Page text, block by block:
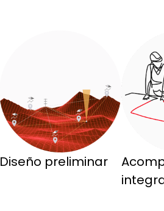
Diseño preliminar